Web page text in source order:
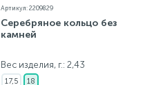
Артикул: 2209829
Серебряное кольцо без
камней
Вес изделия, г.: 2,43
17,5 18